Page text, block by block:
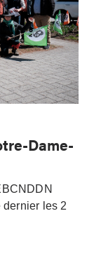
Dame-
dernier les 2